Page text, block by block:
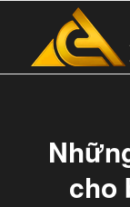
cho